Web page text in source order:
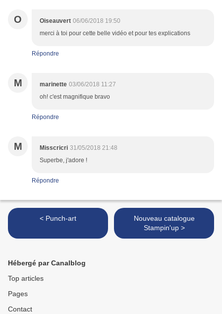
O Oiseauvert 06/06/2018 19:50
merci à toi pour cette belle vidéo et pour tes explications
Répondre
M marinette 03/06/2018 11:27
oh! c'est magnifique bravo
Répondre
M Misscricri 31/05/2018 21:48
Superbe, j'adore !
Répondre
< Punch-art
Nouveau catalogue
Stampin'up >
Hébergé par Canalblog
Top articles
Pages
Contact